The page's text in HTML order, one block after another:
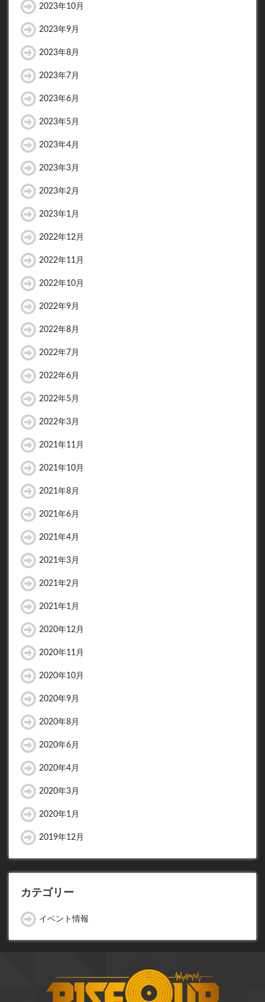
2023年10月
2023年9月
2023年8月
2023年7月
2023年6月
2023年5月
2023年4月
2023年3月
2023年2月
2023年1月
2022年12月
2022年11月
2022年10月
2022年9月
2022年8月
2022年7月
2022年6月
2022年5月
2022年3月
2021年11月
2021年10月
2021年8月
2021年6月
2021年4月
2021年3月
2021年2月
2021年1月
2020年12月
2020年11月
2020年10月
2020年9月
2020年8月
2020年6月
2020年4月
2020年3月
2020年1月
2019年12月
カテゴリー
イベント情報